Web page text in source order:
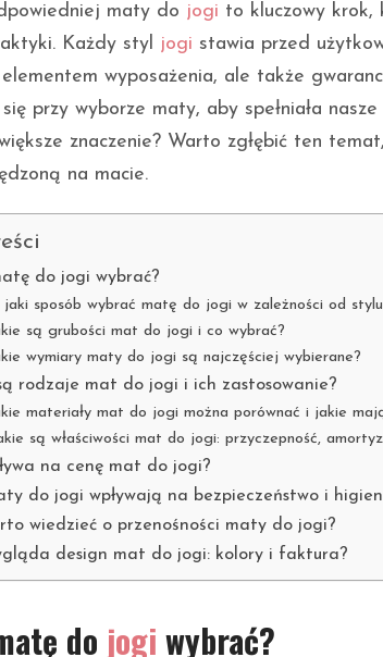
maty do jogi to kluczowy krok,
Każdy styl jogi stawia przed
wyposażenia, ale także
przy wyborze maty, aby spełniała
znaczenie? Warto zgłębić ten
na macie.
do jogi wybrać?
jaki sposób wybrać matę do jogi w zależności od
są grubości mat do jogi i co wybrać?
wymiary maty do jogi są najczęściej wybierane?
rodzaje mat do jogi i ich zastosowanie?
materiały mat do jogi można porównać i jakie
są właściwości mat do jogi: przyczepność,
na cenę mat do jogi?
do jogi wpływają na bezpieczeństwo i
wiedzieć o przenośności maty do jogi?
design mat do jogi: kolory i faktura?
do jogi wybrać?